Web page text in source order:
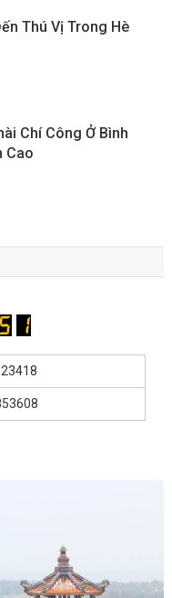
Thú Vị Trong Hè
Chí Công Ở Bình
Cao